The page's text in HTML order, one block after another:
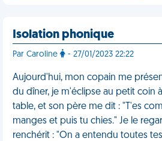
Isolation phonique
Par Caroline - 27/01/2023 22:22
Aujourd'hui, mon copain me
du dîner, je m'éclipse au petit coin
table, et son père me dit : "T'es
manges et puis tu chies." Je le
renchérit : "On a entendu toutes